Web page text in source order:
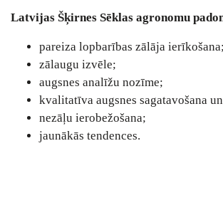
Latvijas Šķirnes Sēklas agronomu
pareiza lopbarības zālāja ierīkošana;
zālaugu izvēle;
augsnes analīžu nozīme;
kvalitatīva augsnes sagatavošana
nezāļu ierobežošana;
jaunākās tendences.